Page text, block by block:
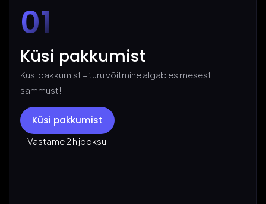
01
Küsi pakkumist
Küsi pakkumist – turu võitmine algab esimesest
sammust!
Küsi pakkumist
Vastame 2 h jooksul